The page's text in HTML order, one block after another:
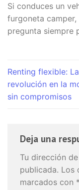
Si conduces un
furgoneta camper,
pregunta siempre
Renting flexible: La
revolución en la
sin compromisos
Deja una
Tu dirección
publicada. Los
marcados con *